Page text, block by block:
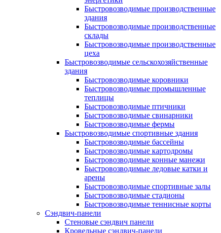
Быстровозводимые производственные
здания
Быстровозводимые производственные
склады
Быстровозводимые производственные
цеха
Быстровозводимые сельскохозяйственные
здания
Быстровозводимые коровники
Быстровозводимые промышленные
теплицы
Быстровозводимые птичники
Быстровозводимые свинарники
Быстровозводимые фермы
Быстровозводимые спортивные здания
Быстровозводимые бассейны
Быстровозводимые картодромы
Быстровозводимые конные манежи
Быстровозводимые ледовые катки и
арены
Быстровозводимые спортивные залы
Быстровозводимые стадионы
Быстровозводимые теннисные корты
Сэндвич-панели
Стеновые сэндвич панели
Кровельные сэндвич-панели